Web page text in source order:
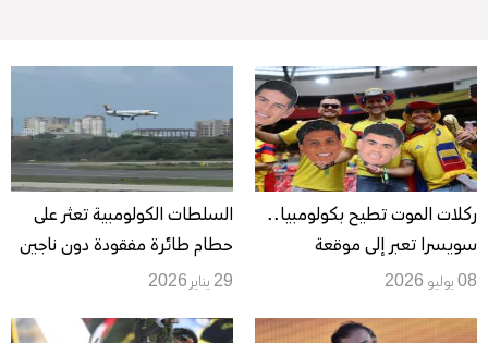
ركلات الموت تطيح بكولومبيا..
سويسرا تعبر إلى موقعة
الأرجنتين في ربع نهائي المونديال
08 يوليو 2026
السلطات الكولومبية تعثر على
حطام طائرة مفقودة دون ناجين
29 يناير 2026